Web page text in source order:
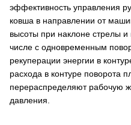
эффективность управления
ковша в направлении от
высоты при наклоне стрелы и
числе с одновременным
рекуперации энергии в
расхода в контуре поворота
перераспределяют рабочую
давления.